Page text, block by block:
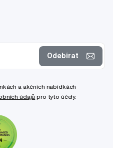
Odebírat
a akčních nabídkách
údajů pro tyto účely.